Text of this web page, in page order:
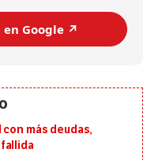
en Google ↗️
más deudas,